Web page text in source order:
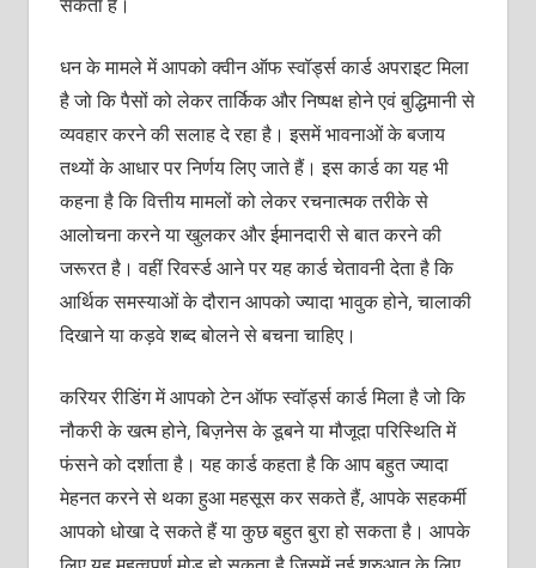
धन के मामले में आपको क्‍वीन ऑफ स्‍वॉर्ड्स कार्ड अपराइट मिला
है जो कि पैसों को लेकर तार्किक और निष्‍पक्ष होने एवं बुद्धिमानी से
व्‍यवहार करने की सलाह दे रहा है। इसमें भावनाओं के बजाय
तथ्‍यों के आधार पर निर्णय लिए जाते हैं। इस कार्ड का यह भी
कहना है कि वित्तीय मामलों को लेकर रचनात्‍मक तरीके से
आलोचना करने या खुलकर और ईमानदारी से बात करने की
जरूरत है। वहीं रिवर्स्‍ड आने पर यह कार्ड चेतावनी देता है कि
आर्थिक समस्‍याओं के दौरान आपको ज्‍यादा भावुक होने, चालाकी
दिखाने या कड़वे शब्‍द बोलने से बचना चाहिए।
करियर रीडिंग में आपको टेन ऑफ स्‍वॉर्ड्स कार्ड मिला है जो कि
नौकरी के खत्‍म होने, बिज़नेस के डूबने या मौजूदा परिस्थिति में
फंसने को दर्शाता है। यह कार्ड कहता है कि आप बहुत ज्‍यादा
मेहनत करने से थका हुआ महसूस कर सकते हैं, आपके सहकर्मी
आपको धोखा दे सकते हैं या कुछ बहुत बुरा हो सकता है। आपके